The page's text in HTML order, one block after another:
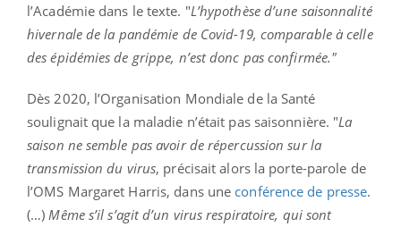
l’Académie dans le texte. "L’hypothèse d’une saisonnalité
hivernale de la pandémie de Covid-19, comparable à celle
des épidémies de grippe, n’est donc pas confirmée."
Dès 2020, l’Organisation Mondiale de la Santé
soulignait que la maladie n’était pas saisonnière. "La
saison ne semble pas avoir de répercussion sur la
transmission du virus, précisait alors la porte-parole de
l’OMS Margaret Harris, dans une conférence de presse.
(…) Même s’il s’agit d’un virus respiratoire, qui sont